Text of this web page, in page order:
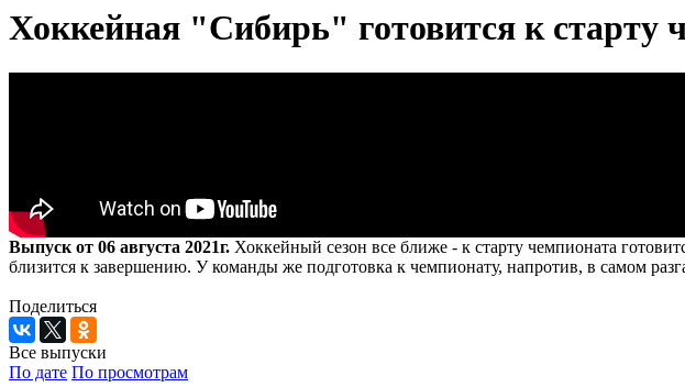
Хоккейная "Сибирь" готовится к старту
Выпуск от 06 августа 2021г. Хоккейный сезон все ближе - к старту чемпионата
близится к завершению. У команды же подготовка к чемпионату, напротив, в самом
Поделиться
Все выпуски
По дате По просмотрам